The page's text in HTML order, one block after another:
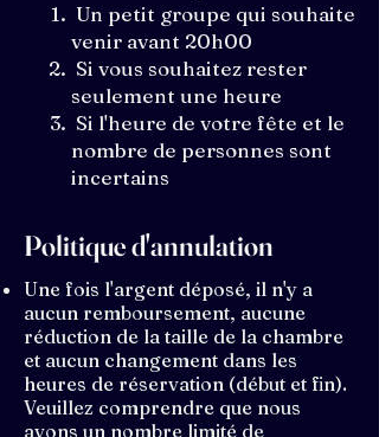
Un petit groupe qui souhaite
venir avant 20h00
Si vous souhaitez rester
seulement une heure
Si l'heure de votre fête et le
nombre de personnes sont
incertains
Politique d'annulation
Une fois l'argent déposé, il n'y a
aucun remboursement, aucune
réduction de la taille de la chambre
et aucun changement dans les
heures de réservation (début et fin).
Veuillez comprendre que nous
avons un nombre limité de